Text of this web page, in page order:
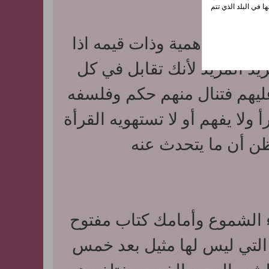
لها أهمية وذات قيمه اذا
المزيد لأنك تقابل في كل
فتنال منهم حكم وفلسفه
يفهم أو لا تستهويه القرأة
أن ما يتحدث عنه
وأمامك كتاب مفتوح
ليس لها مثيل بعد خمس
في البلد الذي تتم